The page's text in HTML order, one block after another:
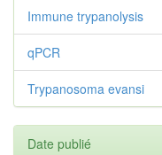
Immune trypanolysis
qPCR
Trypanosoma evansi
Date publié